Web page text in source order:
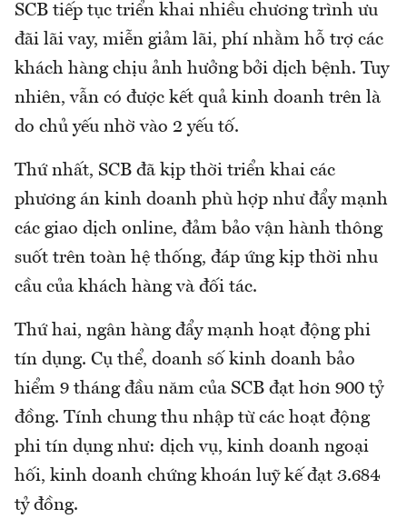
SCB tiếp tục triển khai nhiều chương trình ưu
đãi lãi vay, miễn giảm lãi, phí nhằm hỗ trợ các
khách hàng chịu ảnh hưởng bởi dịch bệnh. Tuy
nhiên, vẫn có được kết quả kinh doanh trên là
do chủ yếu nhờ vào 2 yếu tố.
Thứ nhất, SCB đã kịp thời triển khai các
phương án kinh doanh phù hợp như đẩy mạnh
các giao dịch online, đảm bảo vận hành thông
suốt trên toàn hệ thống, đáp ứng kịp thời nhu
cầu của khách hàng và đối tác.
Thứ hai, ngân hàng đẩy mạnh hoạt động phi
tín dụng. Cụ thể, doanh số kinh doanh bảo
hiểm 9 tháng đầu năm của SCB đạt hơn 900 tỷ
đồng. Tính chung thu nhập từ các hoạt động
phi tín dụng như: dịch vụ, kinh doanh ngoại
hối, kinh doanh chứng khoán luỹ kế đạt 3.684
tỷ đồng.